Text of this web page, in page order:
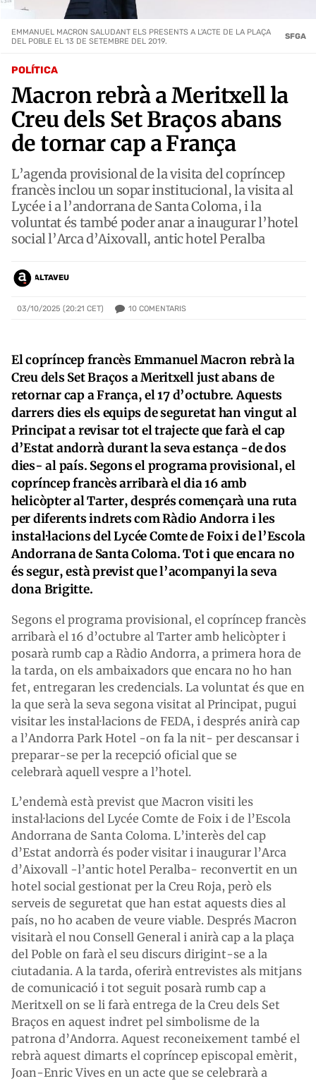
POLÍTICA
Macron rebrà a Meritxell la
Creu dels Set Braços abans
de tornar cap a França
L’agenda provisional de la visita del copríncep
francès inclou un sopar institucional, la visita al
Lycée i a l’andorrana de Santa Coloma, i la
voluntat és també poder anar a inaugurar l’hotel
social l’Arca d’Aixovall, antic hotel Peralba
ALTAVEU
03/10/2025 (20:21 CET) 10 COMENTARIS
EMMANUEL MACRON SALUDANT ELS PRESENTS A L'ACTE DE LA PLAÇA
DEL POBLE EL 13 DE SETEMBRE DEL 2019.
SFGA
El copríncep francès Emmanuel Macron rebrà la
Creu dels Set Braços a Meritxell just abans de
retornar cap a França, el 17 d’octubre. Aquests
darrers dies els equips de seguretat han vingut al
Principat a revisar tot el trajecte que farà el cap
d’Estat andorrà durant la seva estança -de dos
dies- al país. Segons el programa provisional, el
copríncep francès arribarà el dia 16 amb
helicòpter al Tarter, després començarà una ruta
per diferents indrets com Ràdio Andorra i les
instal·lacions del Lycée Comte de Foix i de l’Escola
Andorrana de Santa Coloma. Tot i que encara no
és segur, està previst que l’acompanyi la seva
dona Brigitte.
Segons el programa provisional, el copríncep francès
arribarà el 16 d’octubre al Tarter amb helicòpter i
posarà rumb cap a Ràdio Andorra, a primera hora de
la tarda, on els ambaixadors que encara no ho han
fet, entregaran les credencials. La voluntat és que en
la que serà la seva segona visitat al Principat, pugui
visitar les instal·lacions de FEDA, i després anirà cap
a l’Andorra Park Hotel -on fa la nit- per descansar i
preparar-se per la recepció oficial que se
celebrarà aquell vespre a l’hotel.
L’endemà està previst que Macron visiti les
instal·lacions del Lycée Comte de Foix i de l’Escola
Andorrana de Santa Coloma. L’interès del cap
d’Estat andorrà és poder visitar i inaugurar l’Arca
d’Aixovall -l’antic hotel Peralba- reconvertit en un
hotel social gestionat per la Creu Roja, però els
serveis de seguretat que han estat aquests dies al
país, no ho acaben de veure viable. Després Macron
visitarà el nou Consell General i anirà cap a la plaça
del Poble on farà el seu discurs dirigint-se a la
ciutadania. A la tarda, oferirà entrevistes als mitjans
de comunicació i tot seguit posarà rumb cap a
Meritxell on se li farà entrega de la Creu dels Set
Braços en aquest indret pel simbolisme de la
patrona d’Andorra. Aquest reconeixement també el
rebrà aquest dimarts el copríncep episcopal emèrit,
Joan-Enric Vives en un acte que se celebrarà a